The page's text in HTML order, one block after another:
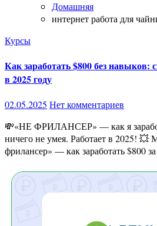
Домашняя
интернет работа для
Курсы
Как заработать $800 без навыков:
в 2025 году
02.05.2025 Нет комментариев
💸«НЕ ФРИЛАНСЕР» — как я заработал $800 за 3 часа,
ничего не умея. Работает в 2025!
фрилансер» — как заработать $800